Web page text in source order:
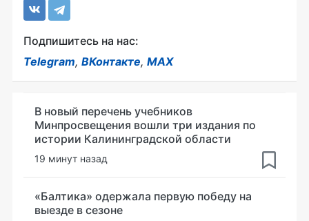
Подпишитесь на нас:
Telegram, ВКонтакте, MAX
В новый перечень учебников
Минпросвещения вошли три издания по
истории Калининградской области
19 минут назад
«Балтика» одержала первую победу на
выезде в сезоне